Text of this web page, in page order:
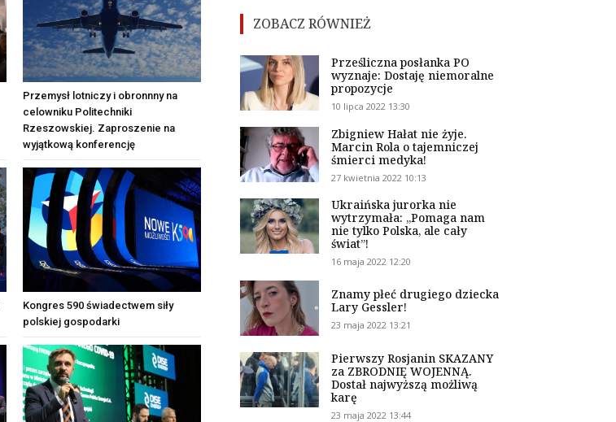
Przemysł lotniczy i obronnny na
celowniku Politechniki
Rzeszowskiej. Zaproszenie na
wyjątkową konferencję
Kongres 590 świadectwem siły
polskiej gospodarki
ZOBACZ RÓWNIEŻ
Prześliczna posłanka PO
wyznaje: Dostaję niemoralne
propozycje
10 lipca 2022 13:30
Zbigniew Hałat nie żyje.
Marcin Rola o tajemniczej
śmierci medyka!
27 kwietnia 2022 10:13
Ukraińska jurorka nie
wytrzymała: „Pomaga nam
nie tylko Polska, ale cały
świat”!
16 maja 2022 12:20
Znamy płeć drugiego dziecka
Lary Gessler!
23 maja 2022 13:21
Pierwszy Rosjanin SKAZANY
za ZBRODNIĘ WOJENNĄ.
Dostał najwyższą możliwą
karę
23 maja 2022 13:44